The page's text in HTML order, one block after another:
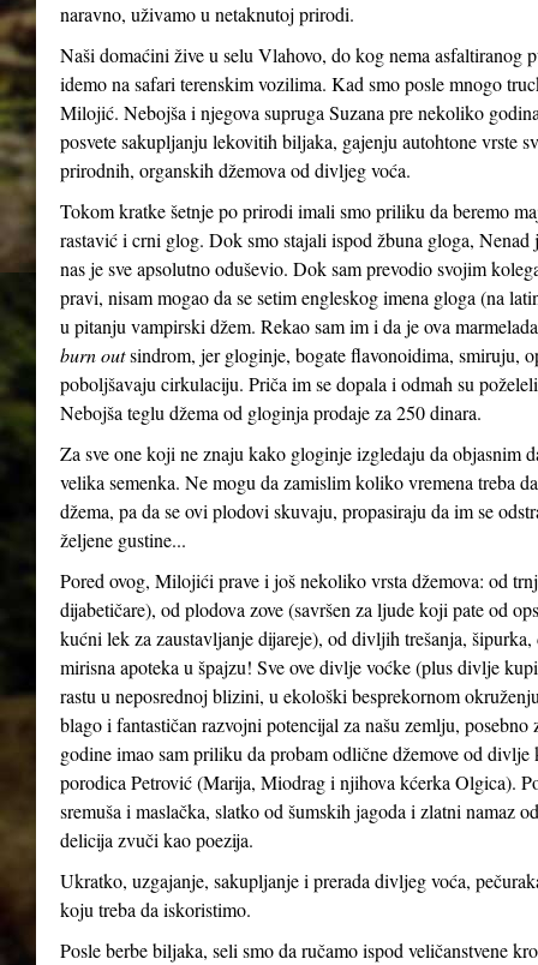
naravno, uživamo u netaknutoj prirodi.
Naši domaćini žive u selu Vlahovo, do kog nema asfaltiranog
idemo na safari terenskim vozilima. Kad smo posle mnogo
Milojić. Nebojša i njegova supruga Suzana pre nekoliko
posvete sakupljanju lekovitih biljaka, gajenju autohtone vrste
prirodnih, organskih džemova od divljeg voća.
Tokom kratke šetnje po prirodi imali smo priliku da beremo
rastavić i crni glog. Dok smo stajali ispod žbuna gloga,
nas je sve apsolutno oduševio. Dok sam prevodio svojim
pravi, nisam mogao da se setim engleskog imena gloga (na
u pitanju vampirski džem. Rekao sam im i da je ova
burn outsindrom, jer gloginje, bogate flavonoidima, smiruju,
poboljšavaju cirkulaciju. Priča im se dopala i odmah su
Nebojša teglu džema od gloginja prodaje za 250 dinara.
Za sve one koji ne znaju kako gloginje izgledaju da objasnim
velika semenka. Ne mogu da zamislim koliko vremena treba
džema, pa da se ovi plodovi skuvaju, propasiraju da im se
željene gustine...
Pored ovog, Milojići prave i još nekoliko vrsta džemova: od
dijabetičare), od plodova zove (savršen za ljude koji pate od
kućni lek za zaustavljanje dijareje), od divljih trešanja,
mirisna apoteka u špajzu! Sve ove divlje voćke (plus divlje
rastu u neposrednoj blizini, u ekološki besprekornom
blago i fantastičan razvojni potencijal za našu zemlju,
godine imao sam priliku da probam odlične džemove od
porodica Petrović (Marija, Miodrag i njihova kćerka Olgica).
sremuša i maslačka, slatko od šumskih jagoda i zlatni namaz
delicija zvuči kao poezija.
Ukratko, uzgajanje, sakupljanje i prerada divljeg voća,
koju treba da iskoristimo.
Posle berbe biljaka, seli smo da ručamo ispod veličanstvene